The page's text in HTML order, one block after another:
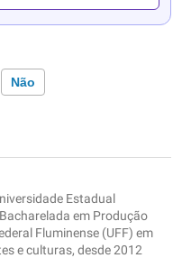
Não
incorreta
que procuro
Estadual
em Produção
Fluminense (UFF) em
e culturas, desde 2012